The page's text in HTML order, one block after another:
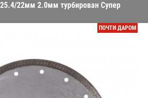
22мм 2.0мм турбирован Супер
ПОЧТИ ДАРОМ